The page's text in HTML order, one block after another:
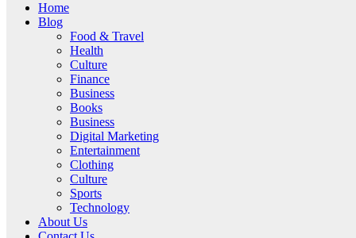
Home
Blog
Food & Travel
Health
Culture
Finance
Business
Books
Business
Digital Marketing
Entertainment
Clothing
Culture
Sports
Technology
About Us